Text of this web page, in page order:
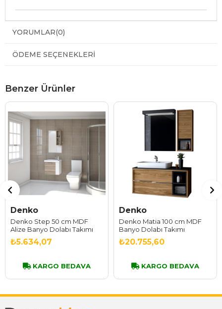
YORUMLAR(0)
ÖDEME SEÇENEKLERI
Benzer Ürünler
Denko
Denko Step 50 cm MDF
Alize Banyo Dolabı Takımı
₺5.634,07
KARGO BEDAVA
Denko
Denko Matia 100 cm MDF
Banyo Dolabı Takımı
₺20.755,60
KARGO BEDAVA